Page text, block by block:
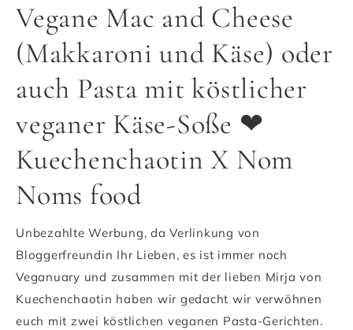
Vegane Mac and Cheese
(Makkaroni und Käse) oder
auch Pasta mit köstlicher
veganer Käse-Soße ❤
Kuechenchaotin X Nom
Noms food
Unbezahlte Werbung, da Verlinkung von
Bloggerfreundin Ihr Lieben, es ist immer noch
Veganuary und zusammen mit der lieben Mirja von
Kuechenchaotin haben wir gedacht wir verwöhnen
euch mit zwei köstlichen veganen Pasta-Gerichten.